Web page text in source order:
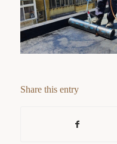
Share this entry